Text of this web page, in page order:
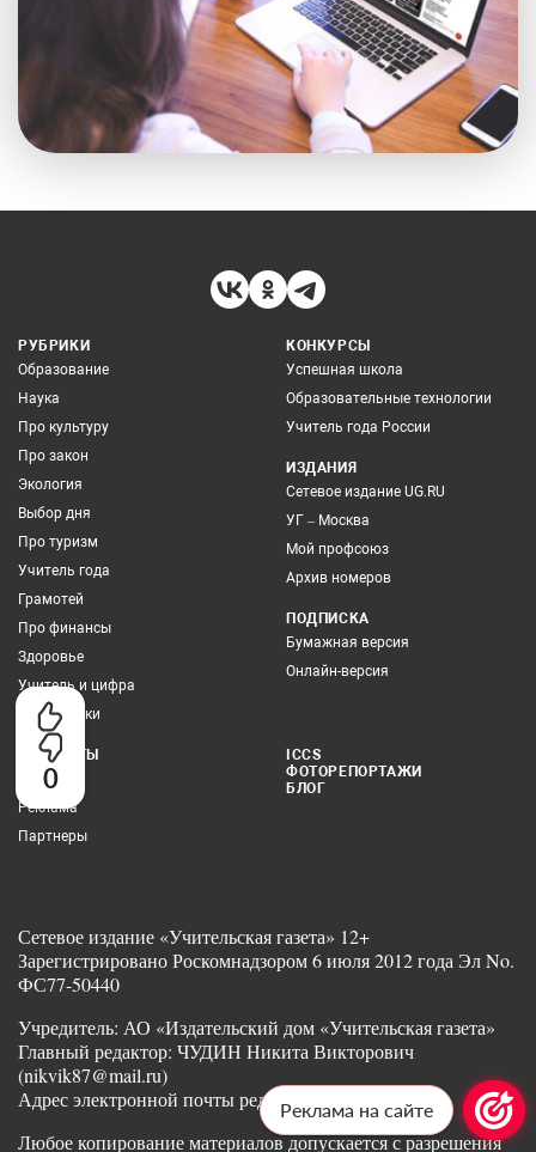
0
РУБРИКИ
Образование
Наука
Про культуру
Про закон
Экология
Выбор дня
Про туризм
Учитель года
Грамотей
Про финансы
Здоровье
Учитель и цифра
Все рубрики
КОНКУРСЫ
Успешная школа
Образовательные технологии
Учитель года России
ИЗДАНИЯ
Сетевое издание UG.RU
УГ – Москва
Мой профсоюз
Архив номеров
ПОДПИСКА
Бумажная версия
Онлайн-версия
КОНТАКТЫ
Редакция
Реклама
Партнеры
ICCS
ФОТОРЕПОРТАЖИ
БЛОГ
Сетевое издание «Учительская газета» 12+
Зарегистрировано Роскомнадзором 6 июля 2012 года Эл No.
ФС77-50440
Учредитель: АО «Издательский дом «Учительская газета»
Главный редактор: ЧУДИН Никита Викторович
(nikvik87@mail.ru)
Адрес электронной почты редакции: ug@ug.ru
Любое копирование материалов допускается с разрешения
Реклама на сайте